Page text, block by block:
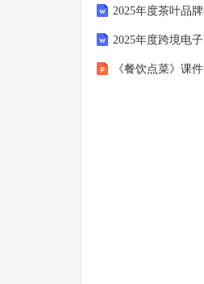
《餐饮点菜》课件